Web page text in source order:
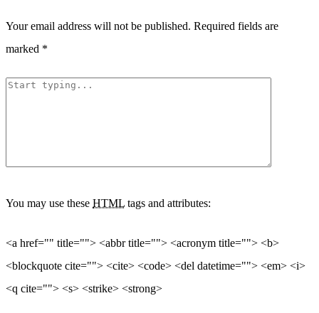
Your email address will not be published. Required fields are
marked *
You may use these HTML tags and attributes:
<a href="" title=""> <abbr title=""> <acronym title=""> <b>
<blockquote cite=""> <cite> <code> <del datetime=""> <em> <i>
<q cite=""> <s> <strike> <strong>